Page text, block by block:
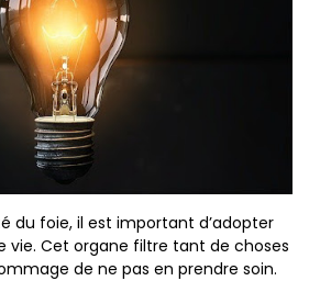
du foie, il est important d’adopter
vie. Cet organe filtre tant de choses
de ne pas en prendre soin.